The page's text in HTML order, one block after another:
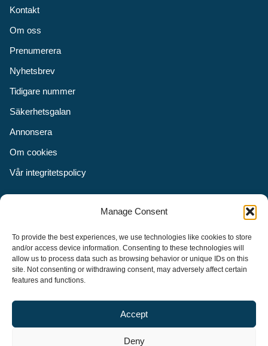
Manage Consent
To provide the best experiences, we use technologies like cookies to store
and/or access device information. Consenting to these technologies will
allow us to process data such as browsing behavior or unique IDs on this
site. Not consenting or withdrawing consent, may adversely affect certain
features and functions.
Accept
Deny
Kontakt
Om oss
Prenumerera
Nyhetsbrev
Tidigare nummer
Säkerhetsgalan
Annonsera
Om cookies
Vår integritetspolicy
Instagram
LinkedIn
Säkerhet år 2003 för att stimulera, utveckla och informera om